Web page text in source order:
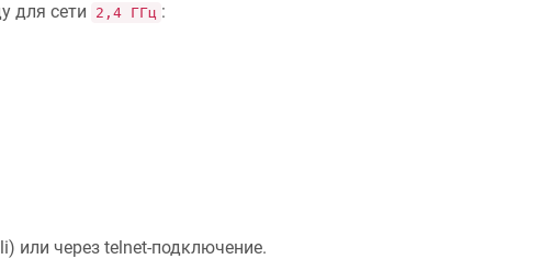
для сети 2,4 ГГц :
или через telnet-подключение.